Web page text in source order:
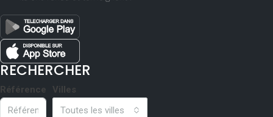
RECHERCHER
Référence
Villes
Toutes les villes